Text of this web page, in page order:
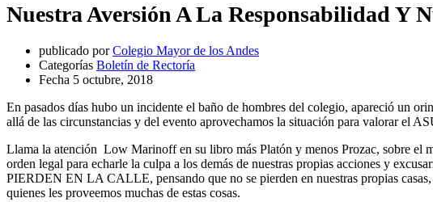
Nuestra Aversión A La Responsabilidad Y
publicado por Colegio Mayor de los Andes
Categorías Boletín de Rectoría
Fecha 5 octubre, 2018
En pasados días hubo un incidente el baño de hombres del colegio, apareció un
allá de las circunstancias y del evento aprovechamos la situación para valorar
Llama la atención Low Marinoff en su libro más Platón y menos Prozac, sobre el
orden legal para echarle la culpa a los demás de nuestras propias acciones y
PIERDEN EN LA CALLE, pensando que no se pierden en nuestras propias
quienes les proveemos muchas de estas cosas.